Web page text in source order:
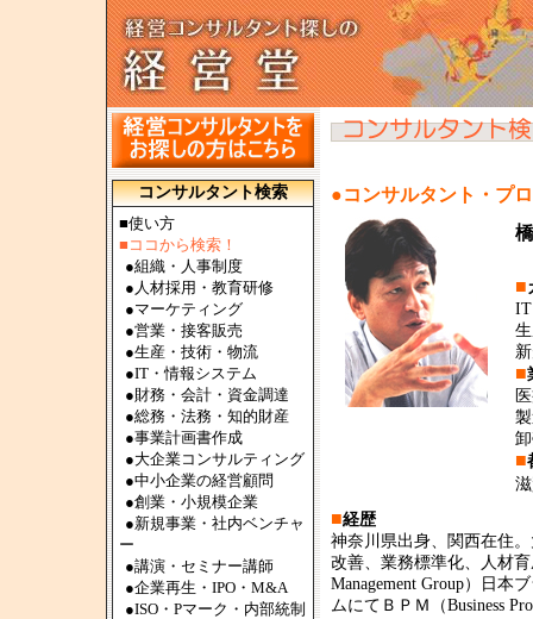
コンサルタント検索
■使い方
■ココから検索！
●組織・人事制度
● 人材採用・教育研修
●マーケティング
●営業・接客販売
●生産・技術・物流
●IT・情報システム
●財務・会計・資金調達
●総務・法務・知的財産
●事業計画書作成
●大企業コンサルティング
●中小企業の経営顧問
●創業・小規模企業
●新規事業・社内ベンチャ
ー
●講演・セミナー講師
●企業再生・IPO・M&A
●ISO・Pマーク・内部統制
●コンサルタント・プ
■
IT
■
■
■経歴
神奈川県出身、関西在住
改善、業務標準化、人材
Management Group）日本
ムにてＢＰＭ（Business